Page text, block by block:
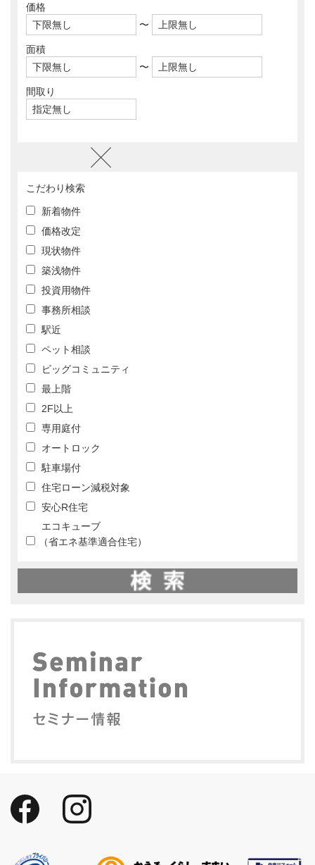
価格
〜
面積
〜
間取り
こだわり検索
新着物件
価格改定
現状物件
築浅物件
投資用物件
事務所相談
駅近
ペット相談
ビッグコミュニティ
最上階
2F以上
専用庭付
オートロック
駐車場付
住宅ローン減税対象
安心R住宅
エコキューブ
（省エネ基準適合住宅）